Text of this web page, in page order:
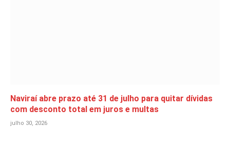
Naviraí abre prazo até 31 de julho para quitar dívidas
com desconto total em juros e multas
julho 30, 2026